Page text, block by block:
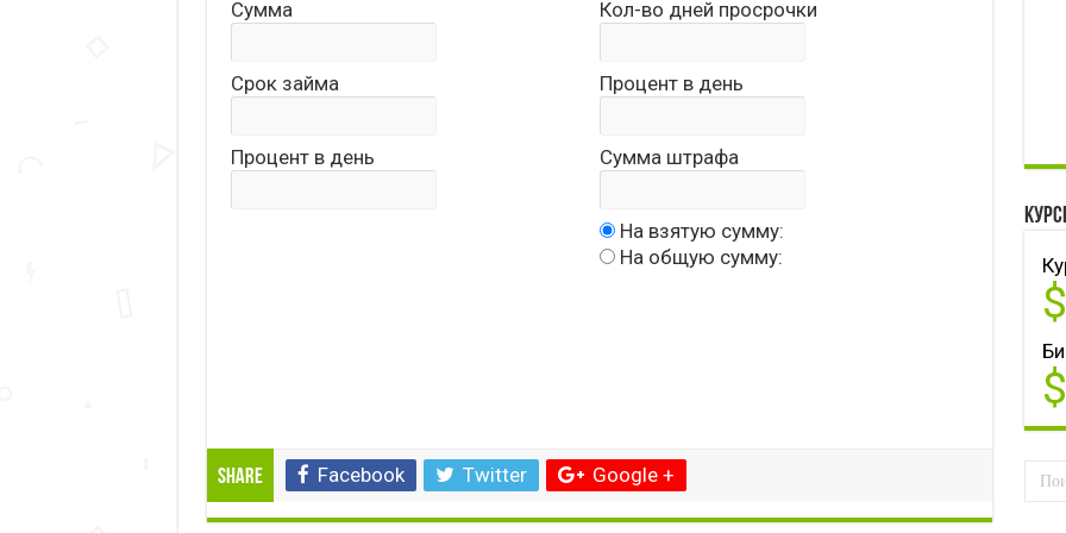
Сумма
Срок займа
Процент в день
Кол-во дней просрочки
Процент в день
Сумма штрафа
На взятую сумму:
На общую сумму:
Share Facebook Twitter Google +
$
$